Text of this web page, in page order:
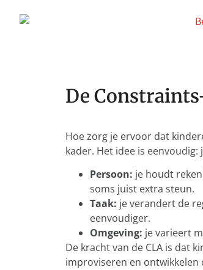
De
Hoe zorg je ervoor dat
kader. Het idee is
Persoon: je houdt
soms juist extra steun.
Taak: je verandert de
eenvoudiger.
Omgeving: je varieert
De kracht van de CLA is dat
improviseren en ontwikkelen